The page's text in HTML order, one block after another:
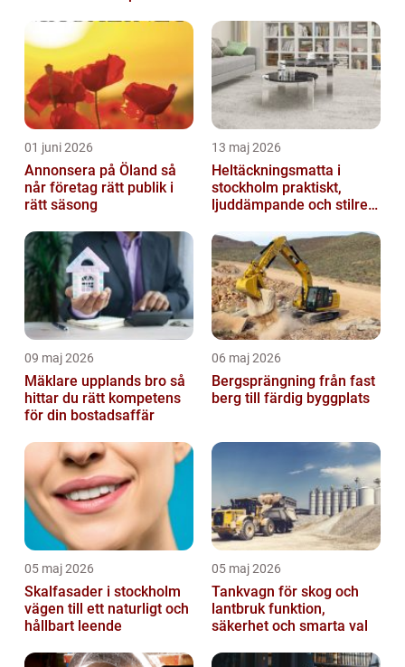
01 juni 2026
Annonsera på Öland så
når företag rätt publik i
rätt säsong
13 maj 2026
Heltäckningsmatta i
stockholm praktiskt,
ljuddämpande och stilrent
09 maj 2026
Mäklare upplands bro så
hittar du rätt kompetens
för din bostadsaffär
06 maj 2026
Bergsprängning från fast
berg till färdig byggplats
05 maj 2026
Skalfasader i stockholm
vägen till ett naturligt och
hållbart leende
05 maj 2026
Tankvagn för skog och
lantbruk funktion,
säkerhet och smarta val